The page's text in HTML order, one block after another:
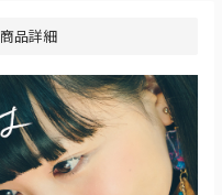
商品詳細